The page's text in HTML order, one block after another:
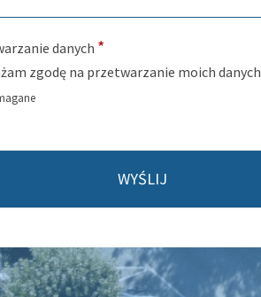
danych *
zgodę na przetwarzanie moich danych
WYŚLIJ